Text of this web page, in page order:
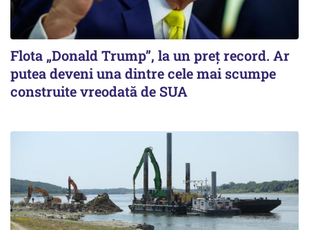
Flota „Donald Trump”, la un preț record. Ar
putea deveni una dintre cele mai scumpe
construite vreodată de SUA